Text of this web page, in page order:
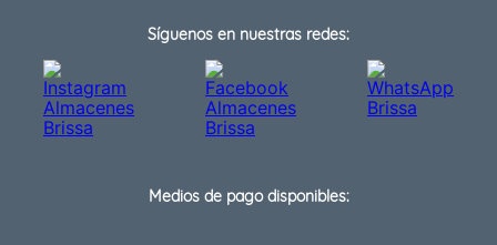
Síguenos en nuestras redes:
Medios de pago disponibles: